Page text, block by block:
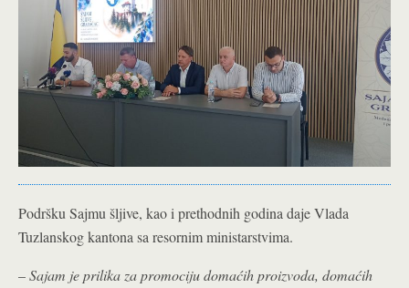
Podršku Sajmu šljive, kao i prethodnih godina daje Vlada
Tuzlanskog kantona sa resornim ministarstvima.
–Sajam je prilika za promociju domaćih proizvoda, domaćih